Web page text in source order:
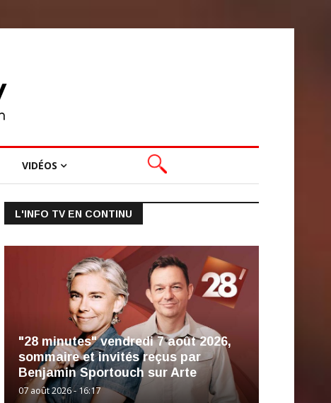
VIDÉOS
L'INFO TV EN CONTINU
"28 minutes" vendredi 7 août 2026,
sommaire et invités reçus par
Benjamin Sportouch sur Arte
07 août 2026 - 16:17